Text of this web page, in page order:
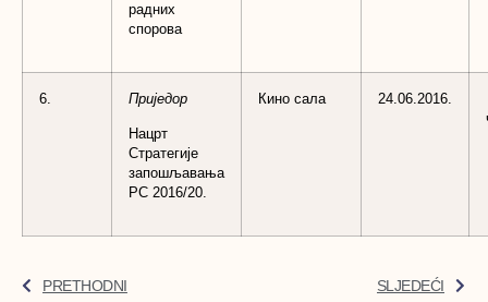
радних
спорова
6. Приједор
Нацрт
Стратегије
запошљавања
РС 2016/20.
Кино сала 24.06.2016.
PRETHODNI SLJEDEĆI